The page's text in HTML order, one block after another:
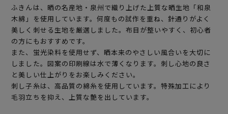
ふきんは、晒の名産地・泉州で織り上げた上質な晒生地「和泉
木綿」を使用しています。何度もの試作を重ね、針通りがよく
美しく刺せる生地を厳選しました。布目が整いやすく、初心者
の方にもおすすめです。
また、蛍光染料を使用せず、晒本来のやさしい風合いを大切に
しました。図案の印刷線は水で薄くなります。刺し心地の良さ
と美しい仕上がりをお楽しみください。
刺し子糸は、高品質の綿糸を使用しています。特殊加工により
毛羽立ちを抑え、上質な艶を出しています。